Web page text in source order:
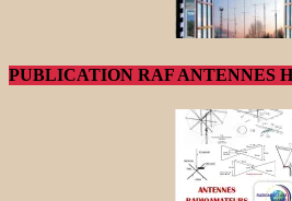
PUBLICATION RAF ANTENNES